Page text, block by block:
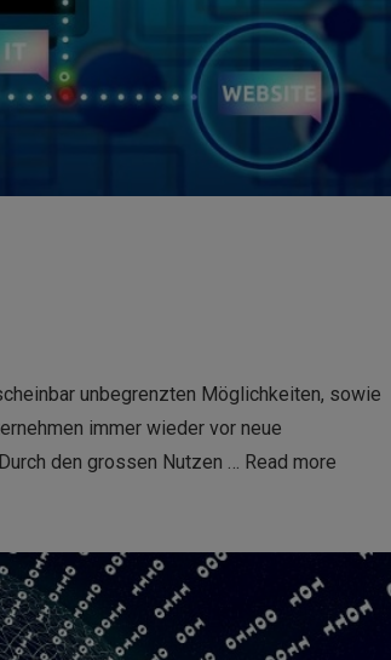
unbegrenzten Möglichkeiten, sowie
immer wieder vor neue
den grossen Nutzen … Read more